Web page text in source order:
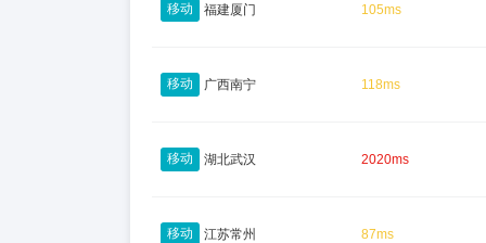
移动 福建厦门 105ms
移动 广西南宁 118ms
移动 湖北武汉 2020ms
移动 江苏常州 87ms